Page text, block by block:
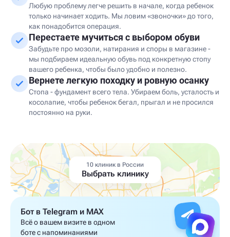
Любую проблему легче решить в начале, когда ребенок
только начинает ходить. Мы ловим «звоночки» до того,
как понадобится операция.
Перестаете мучиться с выбором обуви
Забудьте про мозоли, натирания и споры в магазине -
мы подбираем идеальную обувь под конкретную стопу
вашего ребенка, чтобы было удобно и полезно.
Вернете легкую походку и ровную осанку
Стопа - фундамент всего тела. Убираем боль, усталость и
косолапие, чтобы ребенок бегал, прыгал и не просился
постоянно на руки.
10 клиник в России
Выбрать клинику
Бот в Telegram и MAX
Всё о вашем визите в одном
боте с напоминаниями